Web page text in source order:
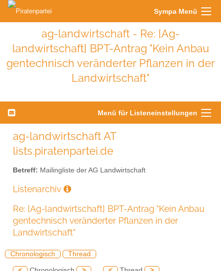
Sympa Menü
ag-landwirtschaft - Re: [Ag-
landwirtschaft] BPT-Antrag "Kein Anbau
gentechnisch veränderter Pflanzen in der
Landwirtschaft"
Menü für Listeneinstellungen
ag-landwirtschaft AT
lists.piratenpartei.de
Betreff: Mailingliste der AG Landwirtschaft
Listenarchiv
Re: [Ag-landwirtschaft] BPT-Antrag "Kein Anbau
gentechnisch veränderter Pflanzen in der
Landwirtschaft"
Chronologisch Thread